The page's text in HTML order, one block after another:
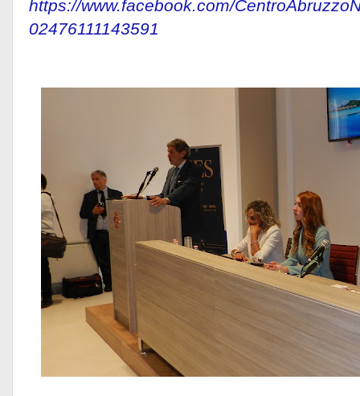
https://www.facebook.com/
02476111143591